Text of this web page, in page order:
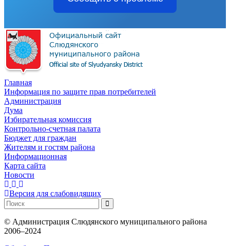
Главная
Информация по защите прав потребителей
Администрация
Дума
Избирательная комиссия
Контрольно-счетная палата
Бюджет для граждан
Жителям и гостям района
Информационная
Карта сайта
Новости
Версия для слабовидящих
© Администрация Слюдянского муниципального района
2006–2024